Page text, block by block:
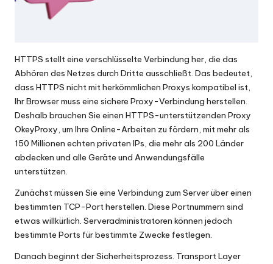
HTTPS stellt eine verschlüsselte Verbindung her, die das
Abhören des Netzes durch Dritte ausschließt. Das bedeutet,
dass HTTPS nicht mit herkömmlichen Proxys kompatibel ist,
Ihr Browser muss eine sichere Proxy-Verbindung herstellen.
Deshalb brauchen Sie einen HTTPS-unterstützenden Proxy
OkeyProxy, um Ihre Online-Arbeiten zu fördern, mit mehr als
150 Millionen echten privaten IPs, die mehr als 200 Länder
abdecken und alle Geräte und Anwendungsfälle
unterstützen.
Zunächst müssen Sie eine Verbindung zum Server über einen
bestimmten TCP-Port herstellen. Diese Portnummern sind
etwas willkürlich. Serveradministratoren können jedoch
bestimmte Ports für bestimmte Zwecke festlegen.
Danach beginnt der Sicherheitsprozess. Transport Layer